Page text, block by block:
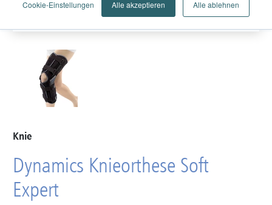
Cookie-Einstellungen Alle akzeptieren Alle ablehnen
Knie
Dynamics Knieorthese Soft
Expert